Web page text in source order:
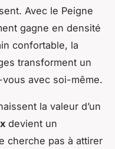
Avec le Peigne
gagne en densité
confortable, la
transforment un
avec soi-même.
la valeur d’un
devient un
cherche pas à attirer